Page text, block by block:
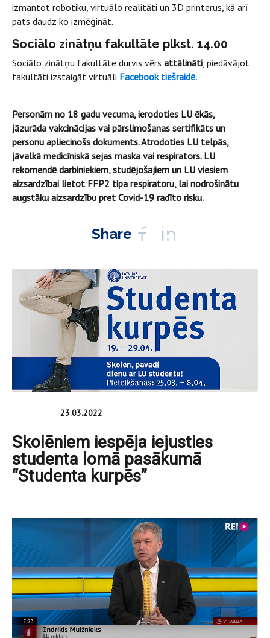
izmantot robotiku, virtuālo realitāti un 3D printerus, kā arī
pats daudz ko izmēģināt.
Sociālo zinātņu fakultāte plkst. 14.00
Sociālo zinātņu fakultāte durvis vērs attālināti, piedāvājot
fakultāti izstaigāt virtuāli Facebook tiešraidē.
Personām no 18 gadu vecuma, ierodoties LU ēkās,
jāzurāda vakcinācijas vai pārslimošanas sertifikāts un
personu apliecinošs dokuments. Atrodoties LU telpās,
jāvalkā medicīniskā sejas maska vai respirators. LU
rekomendē darbiniekiem, studējošajiem un LU viesiem
aizsardzībai lietot FFP2 tipa respiratoru, lai nodrošinātu
augstāku aizsardzību pret Covid-19 radīto risku.
Share
23.03.2022
Skolēniem iespēja iejusties
studenta lomā pasākumā
“Studenta kurpēs”